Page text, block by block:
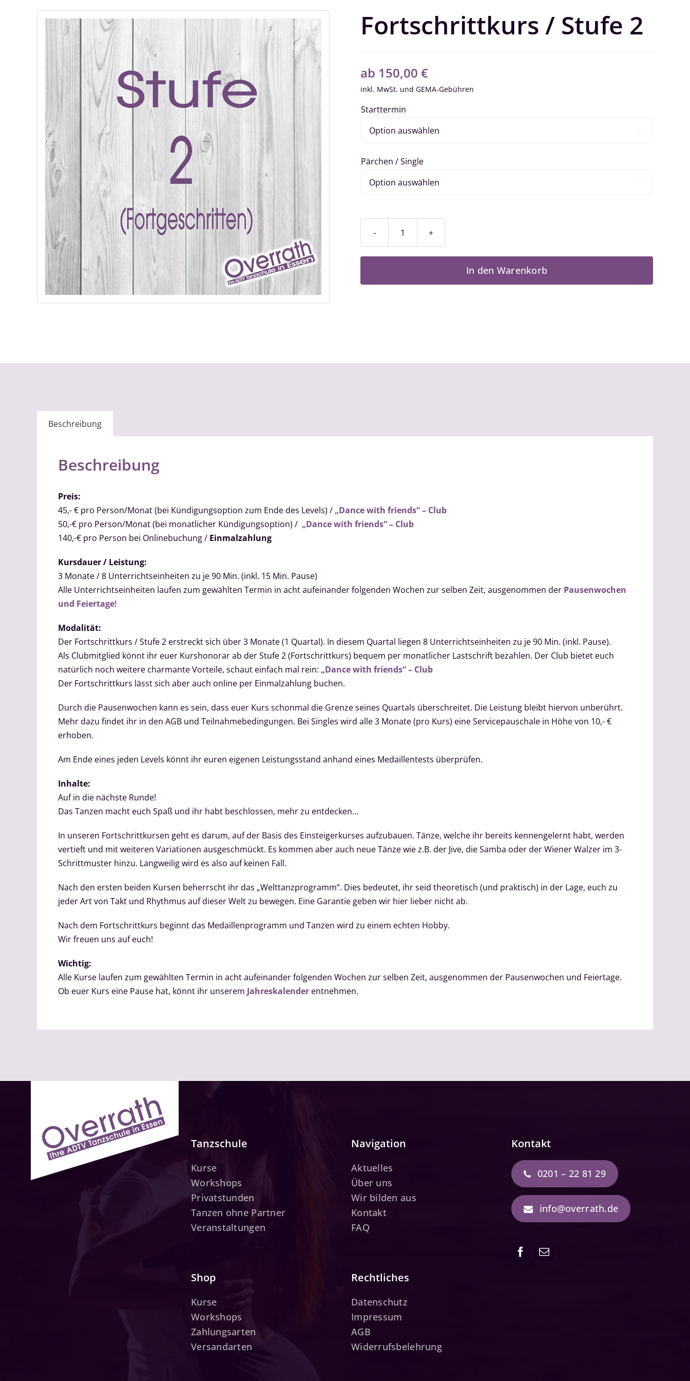
Fortschrittkurs / Stufe 2
ab 150,00 €
inkl. MwSt.
Starttermin
Pärchen / Single
Fortschrittkurs
In den Warenkorb
Beschreibung
Beschreibung
Preis:
45,- € pro Person/Monat (bei Kündigungsoption zum Ende des Levels) / „Dance with friends“ – Club
50,-€ pro Person/Monat (bei monatlicher Kündigungsoption) / „Dance with friends“ – Club
140,-€ pro Person bei Onlinebuchung / Einmalzahlung
Kursdauer / Leistung:
3 Monate / 8 Unterrichtseinheiten zu je 90 Min. (inkl. 15 Min. Pause)
Alle Unterrichtseinheiten laufen zum gewählten Termin in acht aufeinander folgenden Wochen zur selben Zeit, ausgenommen der Pausenwochen
und Feiertage!
Modalität:
Der Fortschrittkurs / Stufe 2 erstreckt sich über 3 Monate (1 Quartal). In diesem Quartal liegen 8 Unterrichtseinheiten zu je 90 Min. (inkl. Pause).
Als Clubmitglied könnt ihr euer Kurshonorar ab der Stufe 2 (Fortschrittkurs) bequem per monatlicher Lastschrift bezahlen. Der Club bietet euch
natürlich noch weitere charmante Vorteile, schaut einfach mal rein: „Dance with friends“ – Club
Der Fortschrittkurs lässt sich aber auch online per Einmalzahlung buchen.
Durch die Pausenwochen kann es sein, dass euer Kurs schonmal die Grenze seines Quartals überschreitet. Die Leistung bleibt hiervon unberührt.
Mehr dazu findet ihr in den AGB und Teilnahmebedingungen. Bei Singles wird alle 3 Monate (pro Kurs) eine Servicepauschale in Höhe von 10,- €
erhoben.
Am Ende eines jeden Levels könnt ihr euren eigenen Leistungsstand anhand eines Medaillentests überprüfen.
Inhalte:
Auf in die nächste Runde!
Das Tanzen macht euch Spaß und ihr habt beschlossen, mehr zu entdecken…
In unseren Fortschrittkursen geht es darum, auf der Basis des Einsteigerkurses aufzubauen. Tänze, welche ihr bereits kennengelernt habt, werden
vertieft und mit weiteren Variationen ausgeschmückt. Es kommen aber auch neue Tänze wie z.B. der Jive, die Samba oder der Wiener Walzer im 3-
Schrittmuster hinzu. Langweilig wird es also auf keinen Fall.
Nach den ersten beiden Kursen beherrscht ihr das „Welttanzprogramm“. Dies bedeutet, ihr seid theoretisch (und praktisch) in der Lage, euch zu
jeder Art von Takt und Rhythmus auf dieser Welt zu bewegen. Eine Garantie geben wir hier lieber nicht ab.
Nach dem Fortschrittkurs beginnt das Medaillenprogramm und Tanzen wird zu einem echten Hobby.
Wir freuen uns auf euch!
Wichtig:
Alle Kurse laufen zum gewählten Termin in acht aufeinander folgenden Wochen zur selben Zeit, ausgenommen der Pausenwochen und Feiertage.
Ob euer Kurs eine Pause hat, könnt ihr unserem Jahreskalenderentnehmen.
Tanzschule
Kurse
Workshops
Privatstunden
Tanzen ohne Partner
Veranstaltungen
Navigation
Aktuelles
Über uns
Wir bilden aus
Kontakt
FAQ
Kontakt
0201 – 22 81 29
info@overrath.de
Shop
Kurse
Workshops
Zahlungsarten
Versandarten
Rechtliches
Datenschutz
Impressum
AGB
Widerrufsbelehrung